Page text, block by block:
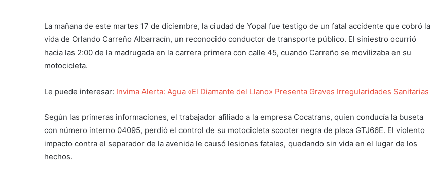
La mañana de este martes 17 de diciembre, la ciudad de Yopal fue testigo de un fatal accidente que cobró la
vida de Orlando Carreño Albarracín, un reconocido conductor de transporte público. El siniestro ocurrió
hacia las 2:00 de la madrugada en la carrera primera con calle 45, cuando Carreño se movilizaba en su
motocicleta.
Le puede interesar: Invima Alerta: Agua «El Diamante del Llano» Presenta Graves Irregularidades Sanitarias
Según las primeras informaciones, el trabajador afiliado a la empresa Cocatrans, quien conducía la buseta
con número interno 04095, perdió el control de su motocicleta scooter negra de placa GTJ66E. El violento
impacto contra el separador de la avenida le causó lesiones fatales, quedando sin vida en el lugar de los
hechos.